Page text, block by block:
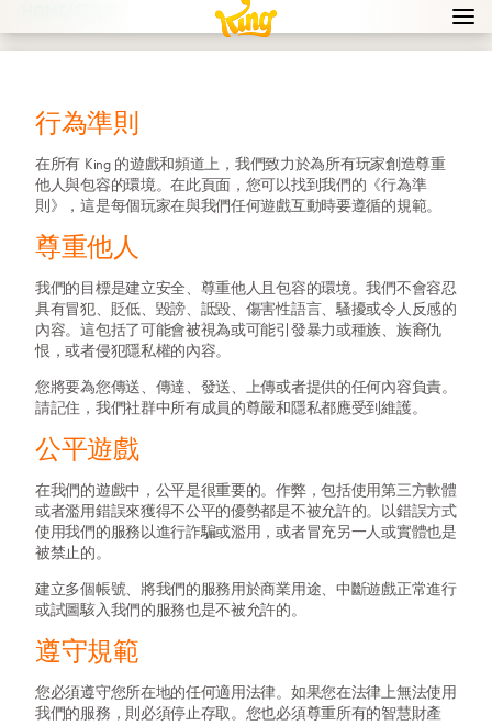
行為準則
在所有 King 的遊戲和頻道上，我們致力於為所有玩家創造尊重
他人與包容的環境。在此頁面，您可以找到我們的《行為準
則》，這是每個玩家在與我們任何遊戲互動時要遵循的規範。
尊重他人
我們的目標是建立安全、尊重他人且包容的環境。我們不會容忍
具有冒犯、貶低、毀謗、詆毀、傷害性語言、騷擾或令人反感的
內容。這包括了可能會被視為或可能引發暴力或種族、族裔仇
恨，或者侵犯隱私權的內容。
您將要為您傳送、傳達、發送、上傳或者提供的任何內容負責。
請記住，我們社群中所有成員的尊嚴和隱私都應受到維護。
公平遊戲
在我們的遊戲中，公平是很重要的。作弊，包括使用第三方軟體
或者濫用錯誤來獲得不公平的優勢都是不被允許的。以錯誤方式
使用我們的服務以進行詐騙或濫用，或者冒充另一人或實體也是
被禁止的。
建立多個帳號、將我們的服務用於商業用途、中斷遊戲正常進行
或試圖駭入我們的服務也是不被允許的。
遵守規範
您必須遵守您所在地的任何適用法律。如果您在法律上無法使用
我們的服務，則必須停止存取。您也必須尊重所有的智慧財產